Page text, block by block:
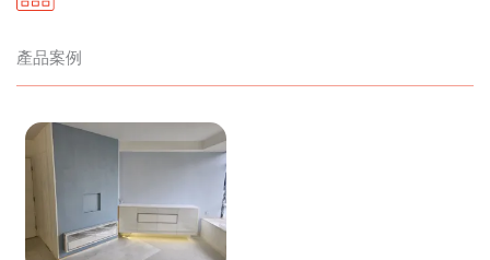
產品案例